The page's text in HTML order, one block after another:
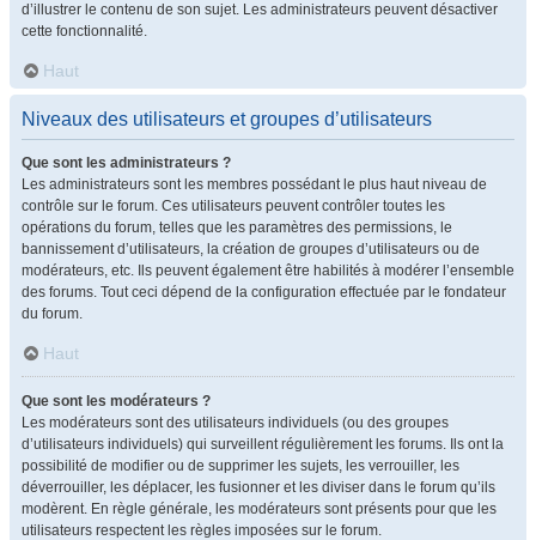
d’illustrer le contenu de son sujet. Les administrateurs peuvent désactiver
cette fonctionnalité.
Haut
Niveaux des utilisateurs et groupes d’utilisateurs
Que sont les administrateurs ?
Les administrateurs sont les membres possédant le plus haut niveau de
contrôle sur le forum. Ces utilisateurs peuvent contrôler toutes les
opérations du forum, telles que les paramètres des permissions, le
bannissement d’utilisateurs, la création de groupes d’utilisateurs ou de
modérateurs, etc. Ils peuvent également être habilités à modérer l’ensemble
des forums. Tout ceci dépend de la configuration effectuée par le fondateur
du forum.
Haut
Que sont les modérateurs ?
Les modérateurs sont des utilisateurs individuels (ou des groupes
d’utilisateurs individuels) qui surveillent régulièrement les forums. Ils ont la
possibilité de modifier ou de supprimer les sujets, les verrouiller, les
déverrouiller, les déplacer, les fusionner et les diviser dans le forum qu’ils
modèrent. En règle générale, les modérateurs sont présents pour que les
utilisateurs respectent les règles imposées sur le forum.